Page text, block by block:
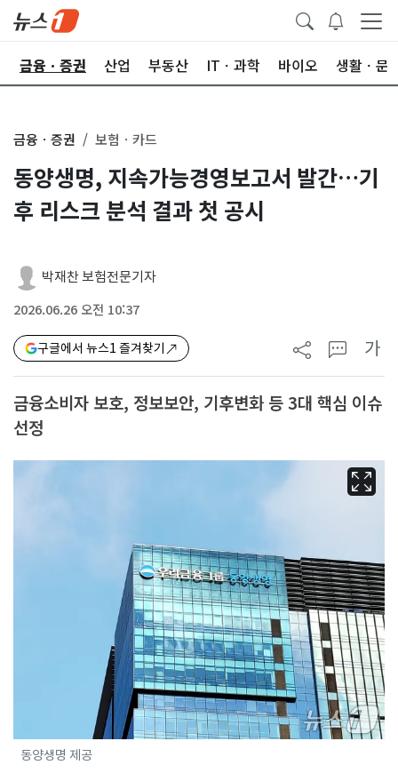
금융ㆍ증권 산업 부동산 ITㆍ과학 바이오 생활ㆍ문
금융ㆍ증권 보험ㆍ카드
동양생명, 지속가능경영보고서 발간…기
후 리스크 분석 결과 첫 공시
박재찬 보험전문기자
2026.06.26 오전 10:37
구글에서 뉴스1 즐겨찾기 가
금융소비자 보호, 정보보안, 기후변화 등 3대 핵심 이슈
선정
동양생명 제공